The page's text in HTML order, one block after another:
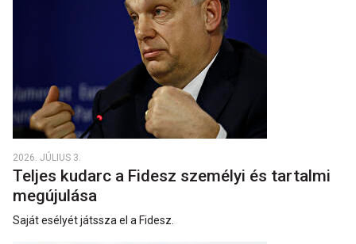
2026. JÚLIUS 3.
Teljes kudarc a Fidesz személyi és tartalmi
megújulása
Saját esélyét játssza el a Fidesz.